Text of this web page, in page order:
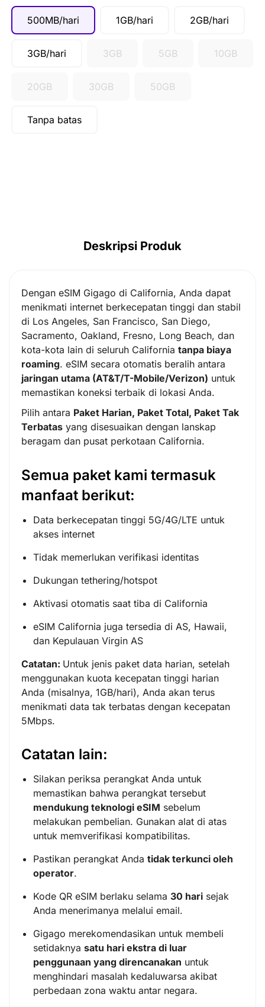
500MB/hari 1GB/hari 2GB/hari
3GB/hari 3GB 5GB 10GB
20GB 30GB 50GB
Tanpa batas
Deskripsi Produk
Dengan eSIM Gigago di California, Anda dapat
menikmati internet berkecepatan tinggi dan stabil
di Los Angeles, San Francisco, San Diego,
Sacramento, Oakland, Fresno, Long Beach, dan
kota-kota lain di seluruh California tanpa biaya
roaming. eSIM secara otomatis beralih antara
jaringan utama (AT&T/T-Mobile/Verizon) untuk
memastikan koneksi terbaik di lokasi Anda.
Pilih antara Paket Harian, Paket Total, Paket Tak
Terbatas yang disesuaikan dengan lanskap
beragam dan pusat perkotaan California.
Semua paket kami termasuk
manfaat berikut:
Data berkecepatan tinggi 5G/4G/LTE untuk
akses internet
Tidak memerlukan verifikasi identitas
Dukungan tethering/hotspot
Aktivasi otomatis saat tiba di California
eSIM California juga tersedia di AS, Hawaii,
dan Kepulauan Virgin AS
Catatan: Untuk jenis paket data harian, setelah
menggunakan kuota kecepatan tinggi harian
Anda (misalnya, 1GB/hari), Anda akan terus
menikmati data tak terbatas dengan kecepatan
5Mbps.
Catatan lain:
Silakan periksa perangkat Anda untuk
memastikan bahwa perangkat tersebut
mendukung teknologi eSIM sebelum
melakukan pembelian. Gunakan alat di atas
untuk memverifikasi kompatibilitas.
Pastikan perangkat Anda tidak terkunci oleh
operator.
Kode QR eSIM berlaku selama 30 hari sejak
Anda menerimanya melalui email.
Gigago merekomendasikan untuk membeli
setidaknya satu hari ekstra di luar
penggunaan yang direncanakan untuk
menghindari masalah kedaluwarsa akibat
perbedaan zona waktu antar negara.